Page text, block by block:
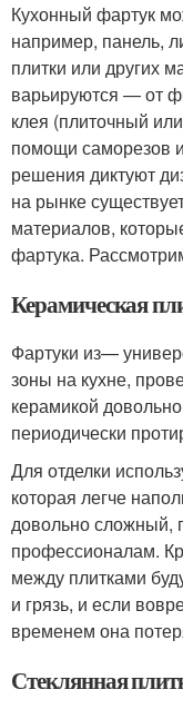
Кухонный фартук
например, панель,
плитки или других
варьируются — от
клея (плиточный
помощи саморезов
решения диктуют
на рынке
материалов,
фартука.
Керамическая
Фартуки из—
зоны на кухне,
керамикой
периодически
Для отделки
которая легче
довольно сложный,
профессионалам.
между плитками
и грязь, и если
временем она
Стеклянная